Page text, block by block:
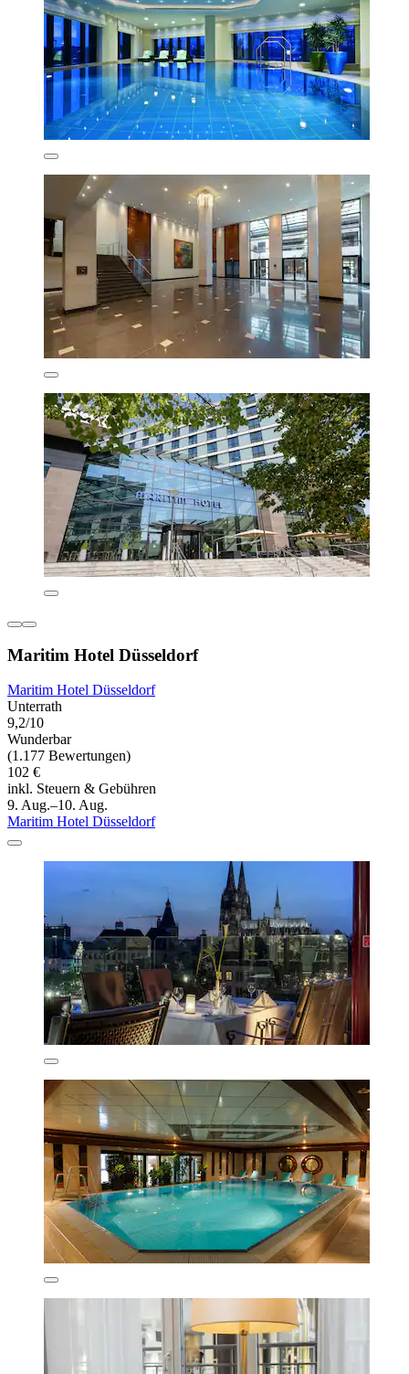
Maritim Hotel Düsseldorf
Maritim Hotel Düsseldorf
Unterrath
9,2/10
Wunderbar
(1.177 Bewertungen)
102 €
inkl. Steuern & Gebühren
9. Aug.–10. Aug.
Maritim Hotel Düsseldorf